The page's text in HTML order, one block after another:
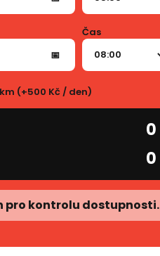
📅
Čas
(+500 Kč / den)
0
0
pro kontrolu dostupnosti.